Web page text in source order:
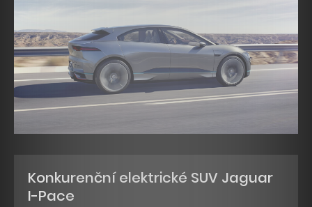
Konkurenční elektrické SUV Jaguar
I-Pace